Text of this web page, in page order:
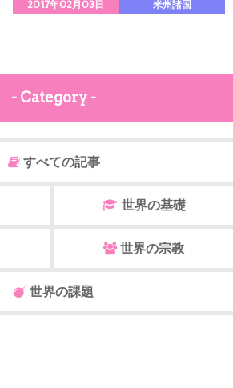
米州諸国
2017年02月03日
- Category -
すべての記事
世界の基礎
世界の宗教
世界の課題